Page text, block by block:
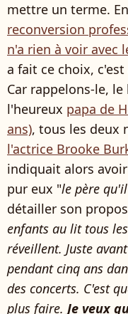
mettre un terme.
reconversion
n'a rien à voir avec
a fait ce choix,
Car rappelons-le,
l'heureux papa de
ans), tous les deux
l'actrice Brooke
indiquait alors
pur eux "le père
détailler son
enfants au lit tous
réveillent. Juste
pendant cinq ans
des concerts. C'est
plus faire. Je veux